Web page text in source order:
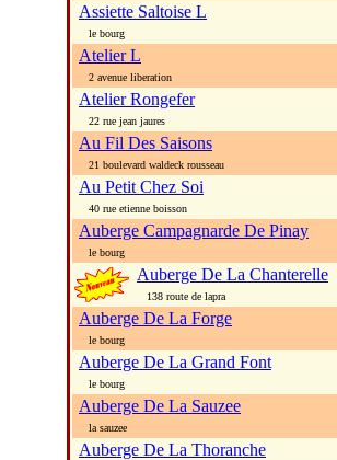
Assiette Saltoise L
le bourg
Atelier L
2 avenue liberation
Atelier Rongefer
22 rue jean jaures
Au Fil Des Saisons
21 boulevard waldeck rousseau
Au Petit Chez Soi
40 rue etienne boisson
Auberge Campagnarde De Pinay
le bourg
Auberge De La Chanterelle
138 route de lapra
Auberge De La Forge
le bourg
Auberge De La Grand Font
le bourg
Auberge De La Sauzee
la sauzee
Auberge De La Thoranche